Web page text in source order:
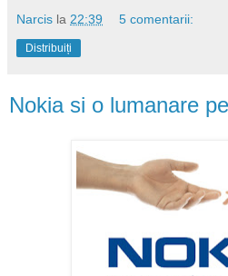
Narcis la 22:39 5 comentarii:
Distribuiți
Nokia si o lumanare